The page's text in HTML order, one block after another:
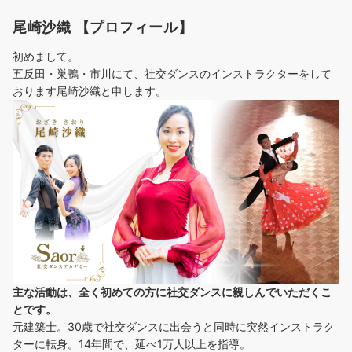
尾崎沙織 【プロフィール】
初めまして。
五反田・巣鴨・市川にて、社交ダンスのインストラクターをして
おります尾崎沙織と申します。
主な活動は、全く初めての方に社交ダンスに親しんでいただくこ
とです。
元建築士。30歳で社交ダンスに出会うと同時に突然インストラク
ターに転身。14年間で、延べ1万人以上を指導。